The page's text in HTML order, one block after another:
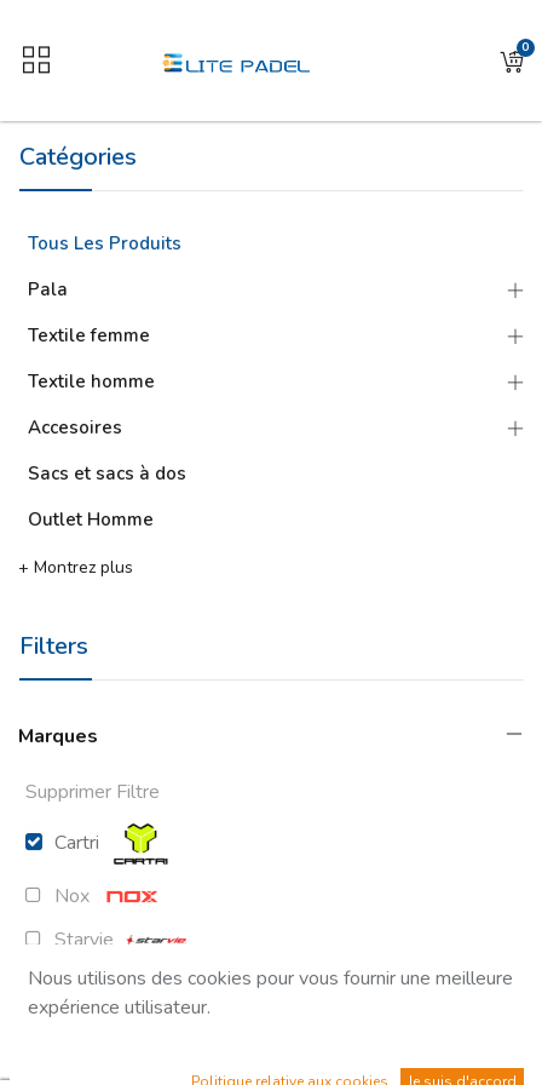
0
Catégories
Tous Les Produits
Pala
Textile femme
Textile homme
Accesoires
Sacs et sacs à dos
Outlet Homme
+ Montrez plus
Filters
Marques
Supprimer Filtre
Cartri
Nox
Starvie
Head
Nous utilisons des cookies pour vous fournir une meilleure
expérience utilisateur.